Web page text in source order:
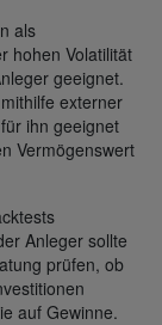
als
hohen Volatilität
geeignet.
externer
ihn geeignet
Vermögenswert
Anleger sollte
prüfen, ob
auf Gewinne.